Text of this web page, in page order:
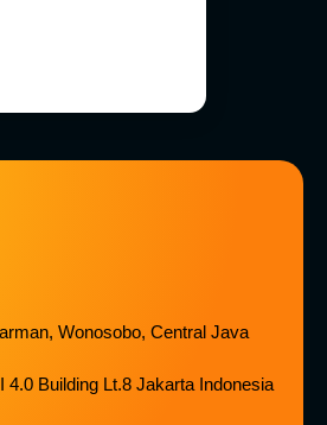
Wonosobo, Central Java
4.0 Building Lt.8 Jakarta Indonesia